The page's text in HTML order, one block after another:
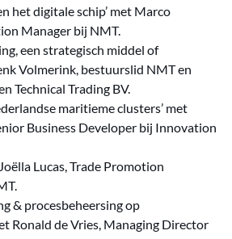
het digitale schip’ met Marco
Manager bij NMT.
een strategisch middel of
Volmerink, bestuurslid NMT en
Technical Trading BV.
maritieme clusters’ met
Business Developer bij Innovation
Lucas, Trade Promotion
& procesbeheersing op
Ronald de Vries, Managing Director